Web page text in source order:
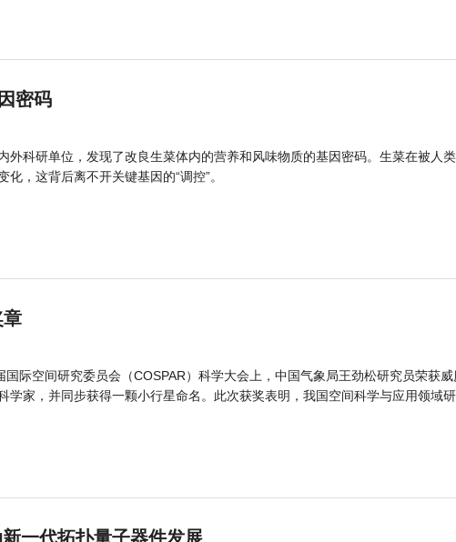
密码
外科研单位，发现了改良生菜体内的营养和风味物质的基因密码。生菜在被人
，这背后离不开关键基因的“调控”。
章
际空间研究委员会（COSPAR）科学大会上，中国气象局王劲松研究员荣获威
学家，并同步获得一颗小行星命名。此次获奖表明，我国空间科学与应用领域
一代拓扑量子器件发展